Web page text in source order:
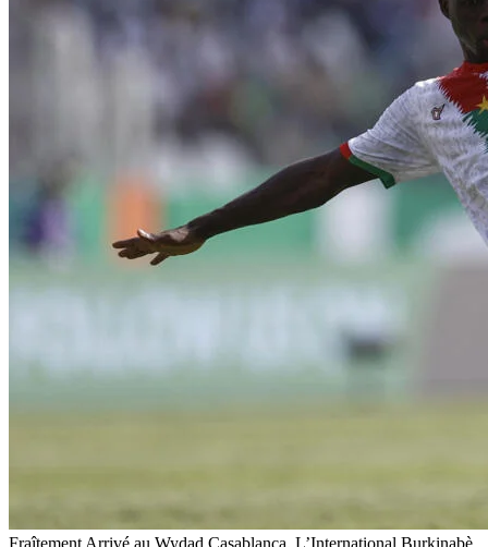
Fraîtement Arrivé au Wydad Casablanca, L’International Burkinabè